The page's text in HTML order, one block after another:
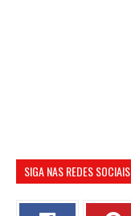
SIGA NAS REDES SOCIAIS